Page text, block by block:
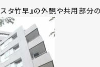
タ竹早』の外観や共用部分